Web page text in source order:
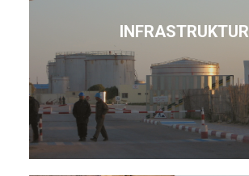
INFRASTRUKTUR